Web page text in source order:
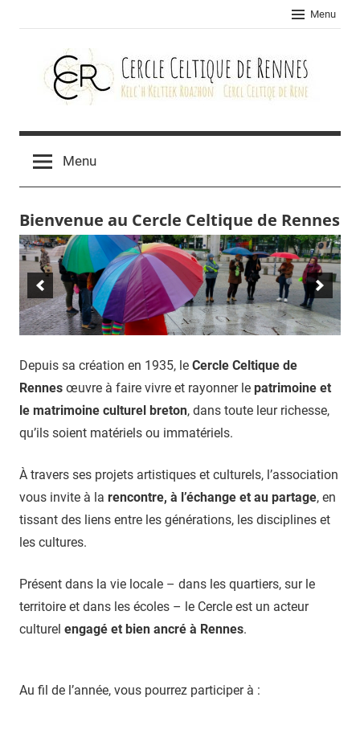
Menu
Cercle
celtique
de
Rennes
Menu
Bienvenue au Cercle Celtique de Rennes
Depuis sa création en 1935, le Cercle Celtique de
Rennes œuvre à faire vivre et rayonner le patrimoine et
le matrimoine culturel breton, dans toute leur richesse,
qu’ils soient matériels ou immatériels.
À travers ses projets artistiques et culturels, l’association
vous invite à la rencontre, à l’échange et au partage, en
tissant des liens entre les générations, les disciplines et
les cultures.
Présent dans la vie locale – dans les quartiers, sur le
territoire et dans les écoles – le Cercle est un acteur
culturel engagé et bien ancré à Rennes.
Au fil de l’année, vous pourrez participer à :